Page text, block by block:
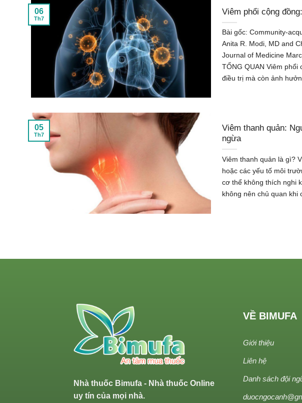
Viêm phổi cộng
Bài gốc: Community-
Anita R. Modi, MD and
Journal of Medicine
TỔNG QUAN Viêm phổi
điều trị mà còn ảnh
06
Th7
Viêm thanh quản:
ngừa
Viêm thanh quản là gì?
hoặc các yếu tố môi
cơ thể không thích nghi
không nên chủ quan khi
05
Th7
Nhà thuốc Bimufa - Nhà thuốc Online
uy tín của mọi nhà.
VỀ BIMUFA
Giới thiệu
Liên hệ
Danh sách đội